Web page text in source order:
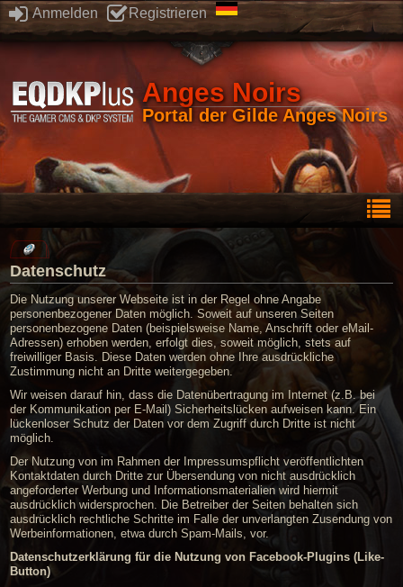
Anmelden Registrieren
Anges Noirs
Portal der Gilde Anges Noirs
Datenschutz
Die Nutzung unserer Webseite ist in der Regel ohne Angabe
personenbezogener Daten möglich. Soweit auf unseren Seiten
personenbezogene Daten (beispielsweise Name, Anschrift oder eMail-
Adressen) erhoben werden, erfolgt dies, soweit möglich, stets auf
freiwilliger Basis. Diese Daten werden ohne Ihre ausdrückliche
Zustimmung nicht an Dritte weitergegeben.
Wir weisen darauf hin, dass die Datenübertragung im Internet (z.B. bei
der Kommunikation per E-Mail) Sicherheitslücken aufweisen kann. Ein
lückenloser Schutz der Daten vor dem Zugriff durch Dritte ist nicht
möglich.
Der Nutzung von im Rahmen der Impressumspflicht veröffentlichten
Kontaktdaten durch Dritte zur Übersendung von nicht ausdrücklich
angeforderter Werbung und Informationsmaterialien wird hiermit
ausdrücklich widersprochen. Die Betreiber der Seiten behalten sich
ausdrücklich rechtliche Schritte im Falle der unverlangten Zusendung von
Werbeinformationen, etwa durch Spam-Mails, vor.
Datenschutzerklärung für die Nutzung von Facebook-Plugins (Like-
Button)